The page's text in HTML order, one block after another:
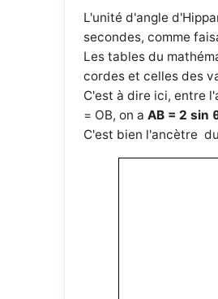
L'unité d'angle d'
secondes, comme
Les tables du
cordes et celles des
C'est à dire ici, entre
= OB, on aAB = 2 sin
C'est bien l'ancètre